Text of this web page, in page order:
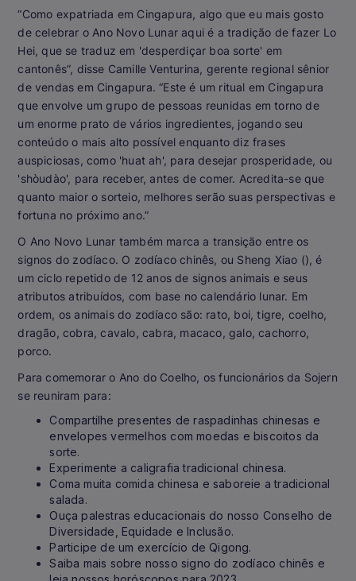
“Como expatriada em Cingapura, algo que eu mais gosto
de celebrar o Ano Novo Lunar aqui é a tradição de fazer Lo
Hei, que se traduz em 'desperdiçar boa sorte' em
cantonês”, disse Camille Venturina, gerente regional sênior
de vendas em Cingapura. “Este é um ritual em Cingapura
que envolve um grupo de pessoas reunidas em torno de
um enorme prato de vários ingredientes, jogando seu
conteúdo o mais alto possível enquanto diz frases
auspiciosas, como 'huat ah', para desejar prosperidade, ou
'shòudào', para receber, antes de comer. Acredita-se que
quanto maior o sorteio, melhores serão suas perspectivas e
fortuna no próximo ano.”
O Ano Novo Lunar também marca a transição entre os
signos do zodíaco. O zodíaco chinês, ou Sheng Xiao (), é
um ciclo repetido de 12 anos de signos animais e seus
atributos atribuídos, com base no calendário lunar. Em
ordem, os animais do zodíaco são: rato, boi, tigre, coelho,
dragão, cobra, cavalo, cabra, macaco, galo, cachorro,
porco.
Para comemorar o Ano do Coelho, os funcionários da Sojern
se reuniram para:
Compartilhe presentes de raspadinhas chinesas e
envelopes vermelhos com moedas e biscoitos da
sorte.
Experimente a caligrafia tradicional chinesa.
Coma muita comida chinesa e saboreie a tradicional
salada.
Ouça palestras educacionais do nosso Conselho de
Diversidade, Equidade e Inclusão.
Participe de um exercício de Qigong.
Saiba mais sobre nosso signo do zodíaco chinês e